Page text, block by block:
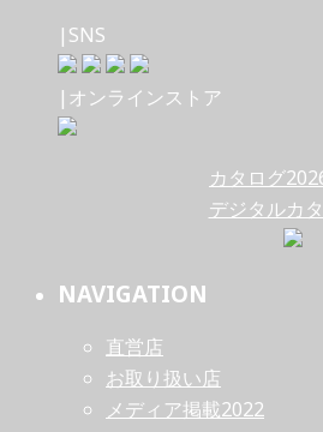
|SNS
|オンラインストア
カタログ
デジタルカ
NAVIGATION
直営店
お取り扱い店
メディア掲載2022